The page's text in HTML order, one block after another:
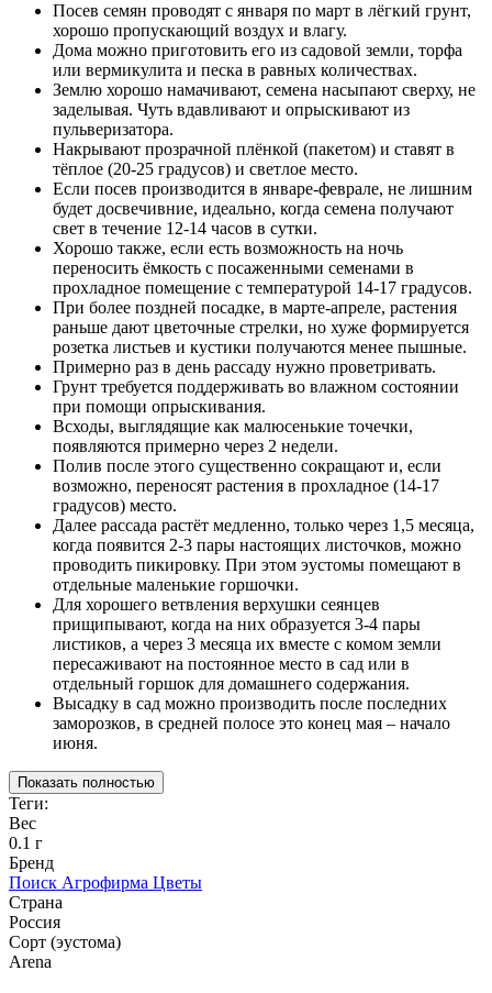
Посев семян проводят с января по март в лёгкий грунт,
хорошо пропускающий воздух и влагу.
Дома можно приготовить его из садовой земли, торфа
или вермикулита и песка в равных количествах.
Землю хорошо намачивают, семена насыпают сверху, не
заделывая. Чуть вдавливают и опрыскивают из
пульверизатора.
Накрывают прозрачной плёнкой (пакетом) и ставят в
тёплое (20-25 градусов) и светлое место.
Если посев производится в январе-феврале, не лишним
будет досвечивние, идеально, когда семена получают
свет в течение 12-14 часов в сутки.
Хорошо также, если есть возможность на ночь
переносить ёмкость с посаженными семенами в
прохладное помещение с температурой 14-17 градусов.
При более поздней посадке, в марте-апреле, растения
раньше дают цветочные стрелки, но хуже формируется
розетка листьев и кустики получаются менее пышные.
Примерно раз в день рассаду нужно проветривать.
Грунт требуется поддерживать во влажном состоянии
при помощи опрыскивания.
Всходы, выглядящие как малюсенькие точечки,
появляются примерно через 2 недели.
Полив после этого существенно сокращают и, если
возможно, переносят растения в прохладное (14-17
градусов) место.
Далее рассада растёт медленно, только через 1,5 месяца,
когда появится 2-3 пары настоящих листочков, можно
проводить пикировку. При этом эустомы помещают в
отдельные маленькие горшочки.
Для хорошего ветвления верхушки сеянцев
прищипывают, когда на них образуется 3-4 пары
листиков, а через 3 месяца их вместе с комом земли
пересаживают на постоянное место в сад или в
отдельный горшок для домашнего содержания.
Высадку в сад можно производить после последних
заморозков, в средней полосе это конец мая – начало
июня.
Показать полностью
Теги:
Вес
0.1 г
Бренд
Поиск Агрофирма Цветы
Страна
Россия
Сорт (эустома)
Arena